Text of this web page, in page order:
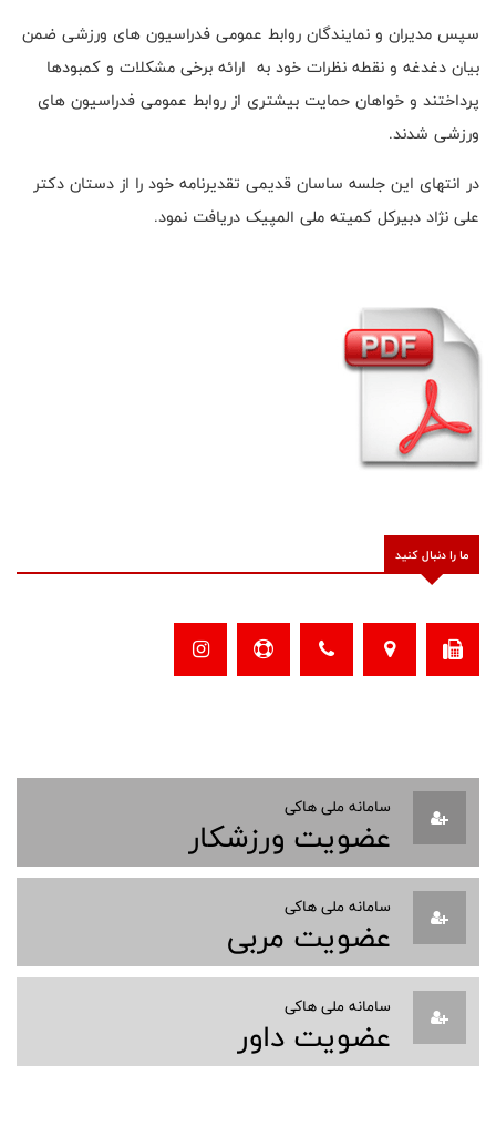
سپس مدیران و نمایندگان روابط عمومی فدراسیون های ورزشی ضمن
بیان دغدغه و نقطه نظرات خود به ارائه برخی مشکلات و کمبودها
پرداختند و خواهان حمایت بیشتری از روابط عمومی فدراسیون های
ورزشی شدند.
در انتهای این جلسه ساسان قدیمی تقدیرنامه خود را از دستان دکتر
علی نژاد دبیرکل کمیته ملی المپیک دریافت نمود.
ما را دنبال کنید
سامانه ملی هاکی
عضویت ورزشکار
سامانه ملی هاکی
عضویت مربی
سامانه ملی هاکی
عضویت داور